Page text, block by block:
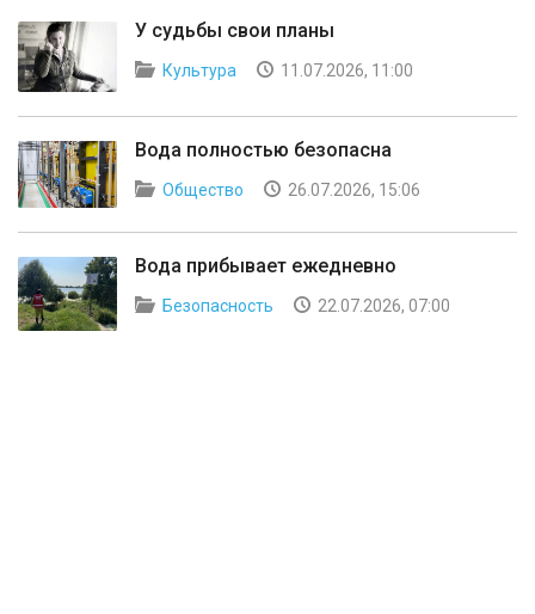
У судьбы свои планы
Культура 11.07.2026, 11:00
Вода полностью безопасна
Общество 26.07.2026, 15:06
Вода прибывает ежедневно
Безопасность 22.07.2026, 07:00